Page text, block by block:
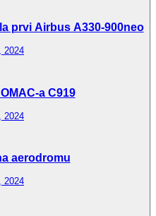
prvi Airbus A330-900neo
2024
a C919
2024
aerodromu
2024